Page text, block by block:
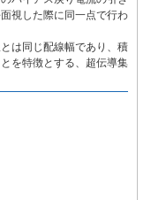
視した際に同一点で行わ
は同じ配線幅であり、積
を特徴とする、超伝導集